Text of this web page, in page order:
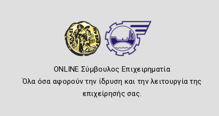
ONLINE Σύμβουλος Επιχειρηματία
Όλα όσα αφορούν την ίδρυση και την λειτουργία της
επιχείρησής σας.